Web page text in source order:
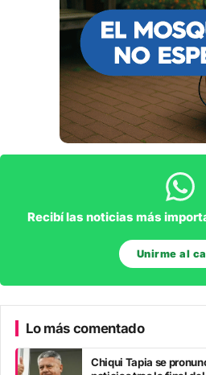
Recibí las noticias más
Unirme al
Lo más comentado
Chiqui Tapia se